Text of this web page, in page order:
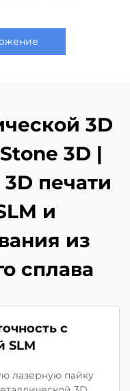
3D
3D |
печати
и
из
сплава
с
SLM
лазерную пайку